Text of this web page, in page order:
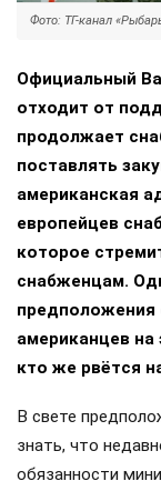
Фото: ТГ-канал
Официальный
отходит от
продолжает
поставлять
американская
европейцев
которое
снабженцам.
американцев
кто же рвётся
В свете
знать, что
обязанности